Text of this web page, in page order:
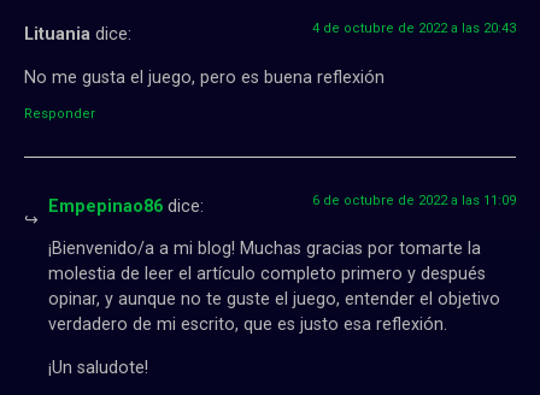
Lituania dice: 4 de octubre de 2022 a las 20:43
No me gusta el juego, pero es buena reflexión
Responder
Empepinao86 dice: 6 de octubre de 2022 a las 11:09
¡Bienvenido/a a mi blog! Muchas gracias por tomarte la
molestia de leer el artículo completo primero y después
opinar, y aunque no te guste el juego, entender el objetivo
verdadero de mi escrito, que es justo esa reflexión.
¡Un saludote!